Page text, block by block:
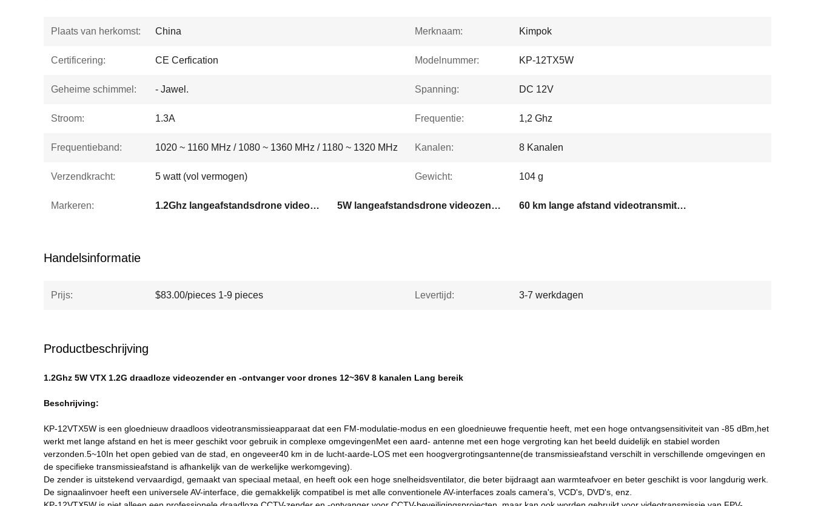
Plaats van herkomst: China Merknaam: Kimpok
Certificering: CE Cerfication Modelnummer: KP-12TX5W
Geheime schimmel: - Jawel. Spanning: DC 12V
Stroom: 1.3A Frequentie: 1,2 Ghz
Frequentieband: 1020 ~ 1160 MHz / 1080 ~ 1360 MHz / 1180 ~ 1320 MHz Kanalen: 8 Kanalen
Verzendkracht: 5 watt (vol vermogen) Gewicht: 104 g
Markeren: 1.2Ghz langeafstandsdrone videozender 5W langeafstandsdrone videozender 60 km lange afstand videotransmitter voor drones
Handelsinformatie
Prijs: $83.00/pieces 1-9 pieces Levertijd: 3-7 werkdagen
Productbeschrijving
1.2Ghz 5W VTX 1.2G draadloze videozender en -ontvanger voor drones 12~36V 8 kanalen Lang bereik
Beschrijving:
KP-12VTX5W is een gloednieuw draadloos videotransmissieapparaat dat een FM-modulatie-modus en een gloednieuwe frequentie heeft, met een hoge ontvangsensitiviteit van -85 dBm,het
werkt met lange afstand en het is meer geschikt voor gebruik in complexe omgevingenMet een aard- antenne met een hoge vergroting kan het beeld duidelijk en stabiel worden
verzonden. 5~10In het open gebied van de stad, en ongeveer40 km in de lucht-aarde-LOS met een hoogvergrotingsantenne(de transmissieafstand verschilt in verschillende omgevingen en
de specifieke transmissieafstand is afhankelijk van de werkelijke werkomgeving).
De zender is uitstekend vervaardigd, gemaakt van speciaal metaal, en heeft ook een hoge snelheidsventilator, die beter bijdraagt aan warmteafvoer en beter geschikt is voor langdurig werk.
De signaalinvoer heeft een universele AV-interface, die gemakkelijk compatibel is met alle conventionele AV-interfaces zoals camera's, VCD's, DVD's, enz.